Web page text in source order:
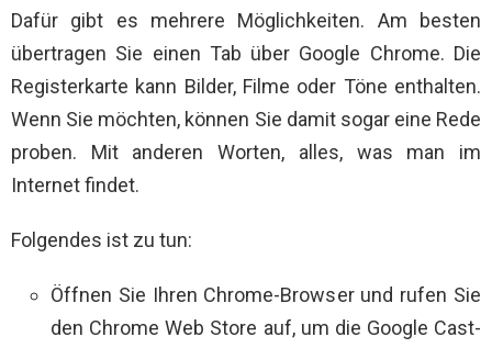
Dafür gibt es mehrere Möglichkeiten. Am besten
übertragen Sie einen Tab über Google Chrome. Die
Registerkarte kann Bilder, Filme oder Töne enthalten.
Wenn Sie möchten, können Sie damit sogar eine Rede
proben. Mit anderen Worten, alles, was man im
Internet findet.
Folgendes ist zu tun:
Öffnen Sie Ihren Chrome-Browser und rufen Sie
den Chrome Web Store auf, um die Google Cast-